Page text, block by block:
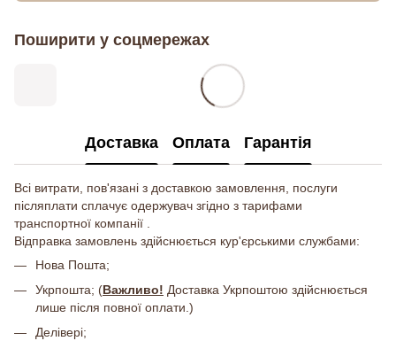
Поширити у соцмережах
Доставка Оплата Гарантія
Всі витрати, пов'язані з доставкою замовлення, послуги
післяплати сплачує одержувач згідно з тарифами
транспортної компанії .
Відправка замовлень здійснюється кур'єрськими службами:
Нова Пошта;
Укрпошта; (Важливо! Доставка Укрпоштою здійснюється
лише після повної оплати.)
Делівері;